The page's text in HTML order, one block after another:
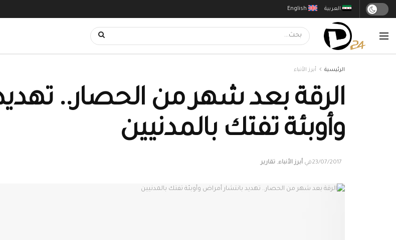
English العربية
الرئيسية أبرز الأنباء
الرقة بعد شهر من الحصار..
وأوبئة تفتك بالمدنيين
23/07/2017في أبرز الأنباء, تقارير